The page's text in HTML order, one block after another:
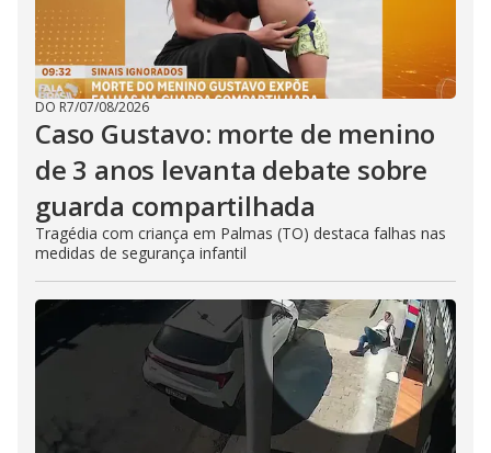
DO R7/07/08/2026
Caso Gustavo: morte de menino
de 3 anos levanta debate sobre
guarda compartilhada
Tragédia com criança em Palmas (TO) destaca falhas nas
medidas de segurança infantil